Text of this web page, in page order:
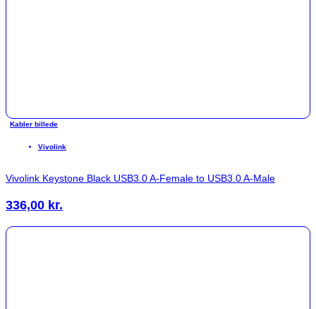
Kabler billede
Vivolink
Vivolink Keystone Black USB3.0 A-Female to USB3.0 A-Male
336,00 kr.